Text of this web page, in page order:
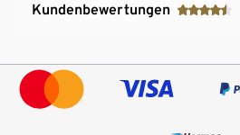
Kundenbewertungen